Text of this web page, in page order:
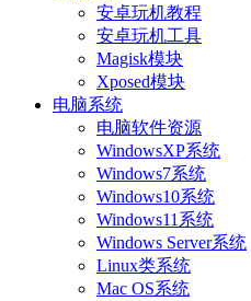
安卓玩机教程
安卓玩机工具
Magisk模块
Xposed模块
电脑系统
电脑软件资源
WindowsXP系统
Windows7系统
Windows10系统
Windows11系统
Windows Server系统
Linux类系统
Mac OS系统